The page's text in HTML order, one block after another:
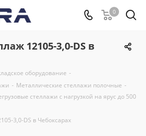
0
12105-3,0-DS в
оборудование -
- Металлические стеллажи полочные -
стеллажи с нагрузкой на ярус до 500
3,0-DS в Чебоксарах